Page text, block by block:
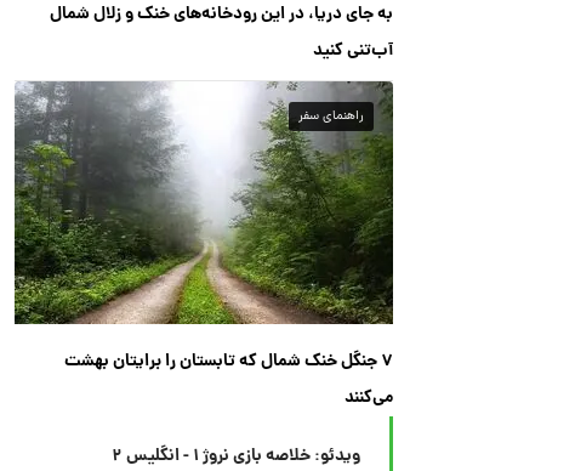
به جای دریا، در این رودخانه‌های خنک و زلال شمال
آب‌تنی کنید
راهنمای سفر
۷ جنگل خنک شمال که تابستان را برایتان بهشت
می‌کنند
ویدئو: خلاصه بازی نروژ ۱ - انگلیس ۲